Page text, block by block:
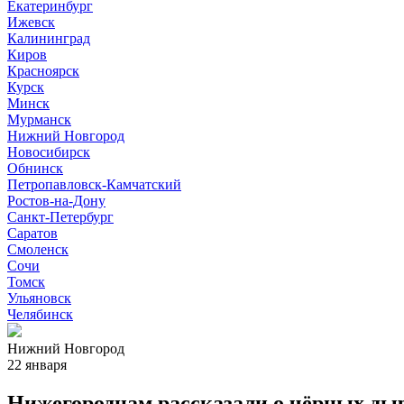
Екатеринбург
Ижевск
Калининград
Киров
Красноярск
Курск
Минск
Мурманск
Нижний Новгород
Новосибирск
Обнинск
Петропавловск-Камчатский
Ростов-на-Дону
Санкт-Петербург
Саратов
Смоленск
Сочи
Томск
Ульяновск
Челябинск
Нижний Новгород
22 января